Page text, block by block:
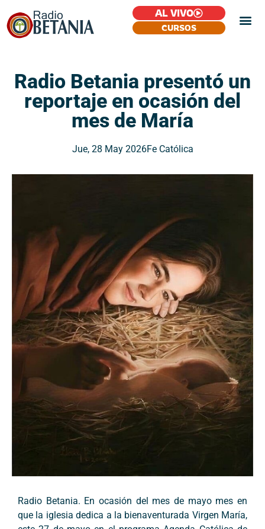
AL VIVO
CURSOS
Radio Betania presentó un
reportaje en ocasión del
mes de María
Jue, 28 May 2026Fe Católica
Radio Betania. En ocasión del mes de mayo mes en
que la iglesia dedica a la bienaventurada Virgen María,